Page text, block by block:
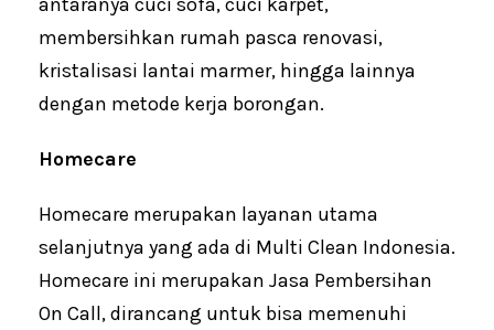
membersihkan rumah pasca renovasi,
kristalisasi lantai marmer, hingga lainnya
dengan metode kerja borongan.
Homecare
Homecare merupakan layanan utama
selanjutnya yang ada di Multi Clean Indonesia.
Homecare ini merupakan Jasa Pembersihan
On Call, dirancang untuk bisa memenuhi